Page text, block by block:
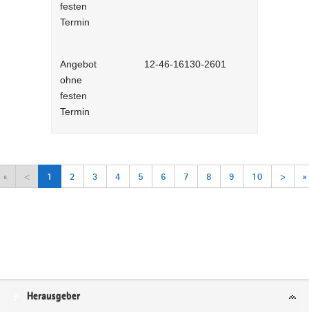
festen
Termin
Angebot
ohne
festen
Termin
12-46-16130-2601
« < 1 2 3 4 5 6 7 8 9 10 > »
Service
Herausgeber